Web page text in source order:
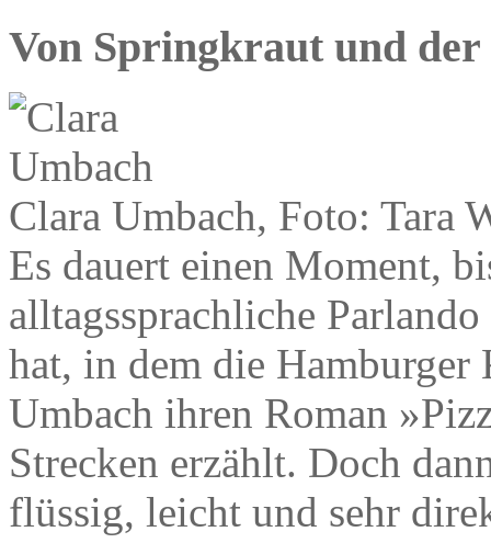
Von Springkraut und
Clara Umbach, Foto: Tara
Es dauert einen Moment,
alltagssprachliche
hat, in dem die
Umbach ihren Roman
Strecken erzählt. Doch
flüssig, leicht und sehr